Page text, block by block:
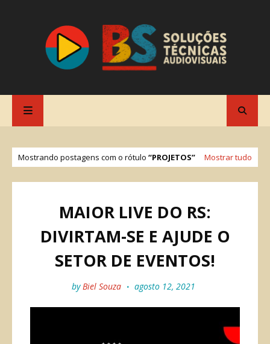
Mostrando postagens com o rótulo PROJETOS Mostrar tudo
MAIOR LIVE DO RS:
DIVIRTAM-SE E AJUDE O
SETOR DE EVENTOS!
byBiel Souza agosto 12, 2021